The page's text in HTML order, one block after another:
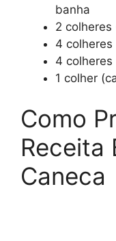
banha
2
4
4
1 colher
Como
Receita
Caneca